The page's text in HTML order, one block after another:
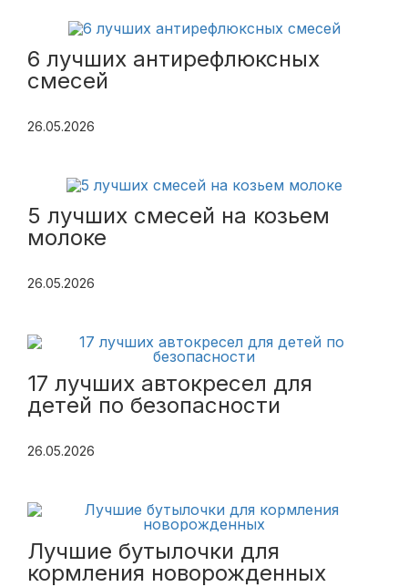
6 лучших антирефлюксных
смесей
26.05.2026
5 лучших смесей на козьем
молоке
26.05.2026
17 лучших автокресел для
детей по безопасности
26.05.2026
Лучшие бутылочки для
кормления новорожденных